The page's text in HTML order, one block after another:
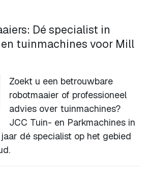
Dé specialist in
tuinmachines voor Mill
Zoekt u een betrouwbare
robotmaaier of professioneel
advies over tuinmachines?
JCC Tuin- en Parkmachines in
dé specialist op het gebied